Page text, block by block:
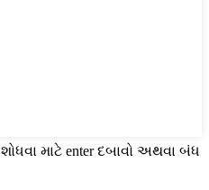
શોધવા માટે enter દબાવો અથવા બંધ